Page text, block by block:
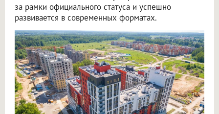
за рамки официального статуса и успешно
развивается в современных форматах.